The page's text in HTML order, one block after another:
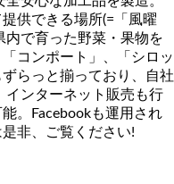
供できる場所(=「風曜
内で育った野菜・果物を
コンポート」、「シロッ
らっと揃っており、自社
インターネット販売も行
。Facebookも運用され
非、ご覧ください!